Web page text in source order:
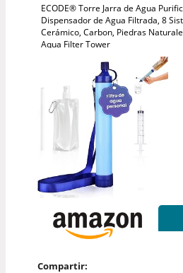
ECODE® Torre Jarra de Agua
Dispensador de Agua Filtrada, 8
Cerámico, Carbon, Piedras
Aqua Filter Tower
Compartir: